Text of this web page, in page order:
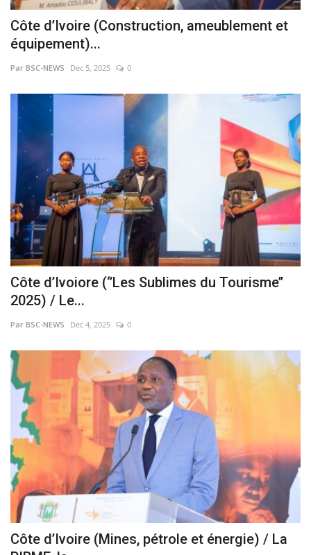
Côte d’Ivoire (Construction, ameublement et
équipement)...
Par BSC-NEWS Dec 5, 2025 0
Côte d’Ivoiore (‘’Les Sublimes du Tourisme’’
2025) / Le...
Par BSC-NEWS Dec 4, 2025 0
Côte d’Ivoire (Mines, pétrole et énergie) / La